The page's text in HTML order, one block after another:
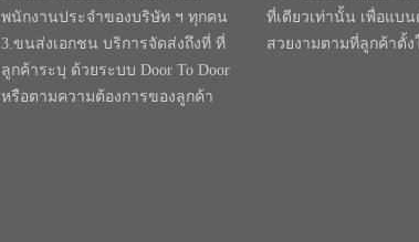
พนักงานประจำของบริษัท ฯ ทุกคน
3.ขนส่งเอกชน บริการจัดส่งถึงที่ ที่
ลูกค้าระบุ ด้วยระบบ Door To Door
หรือตามความต้องการของลูกค้า
ที่เดียวเท่านั้น เพื่อแบ
สวยงามตามที่ลูกค้าตั้ง